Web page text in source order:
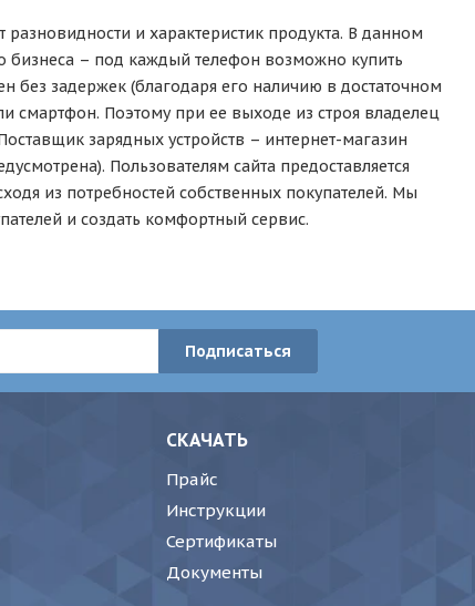
и характеристик продукта. В данном
бизнеса – под каждый телефон возможно купить
без задержек (благодаря его наличию в достаточном
смартфон. Поэтому при ее выходе из строя владелец
зарядных устройств – интернет-магазин
Пользователям сайта предоставляется
из потребностей собственных покупателей. Мы
и создать комфортный сервис.
СКАЧАТЬ
Прайс
Инструкции
Сертификаты
Документы